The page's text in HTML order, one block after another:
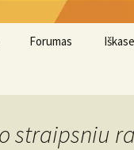
Forumas
straipsniu